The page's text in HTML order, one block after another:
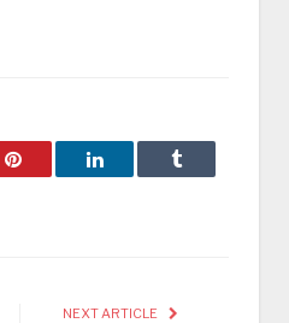
Pinterest LinkedIn Tumblr
NEXT ARTICLE